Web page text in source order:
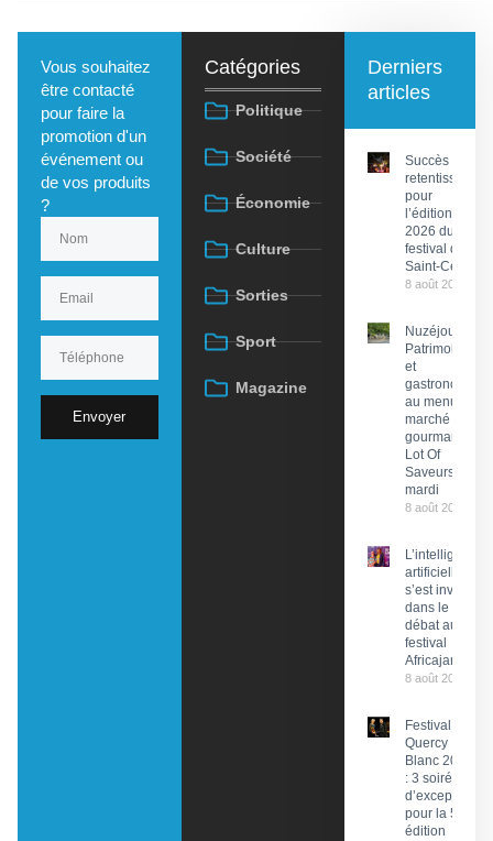
Vous souhaitez
être contacté
pour faire la
promotion d'un
événement ou
de vos produits
?
Envoyer
Catégories
Politique
Société
Économie
Culture
Sorties
Sport
Magazine
Derniers
articles
Succès
retentissant
pour
l’édition
2026 du
festival de
Saint-Céré
8 août 2026
Nuzéjouls :
Patrimoine
et
gastronomie
au menu du
marché
gourmand
Lot Of
Saveurs ce
mardi
8 août 2026
L’intelligence
artificielle
s’est invitée
dans le
débat au
festival
Africajarc
8 août 2026
Festival du
Quercy
Blanc 2026
: 3 soirées
d’exception
pour la 58e
édition